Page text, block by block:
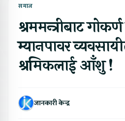
समाज
श्रममन्त्रीबाट
म्यानपावर
श्रमिकलाई आँशु !
जानकारी केन्द्र